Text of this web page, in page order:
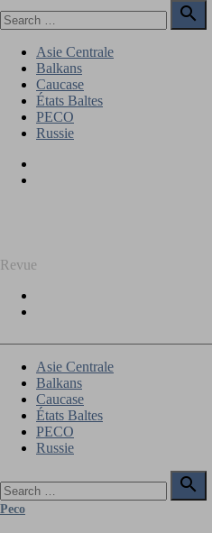
to
for:

Asie Centrale
Balkans
Caucase
États Baltes
PECO
Russie
Revue
Asie Centrale
Balkans
Caucase
États Baltes
PECO
Russie
for:

Peco